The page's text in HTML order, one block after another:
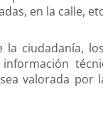
en la calle,
ciudadanía,
valorada por